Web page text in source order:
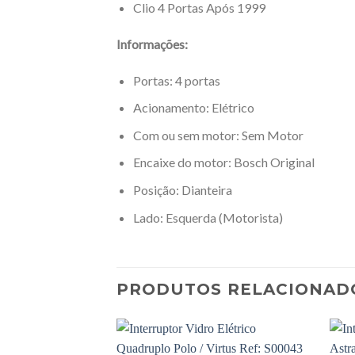
Clio 4 Portas Após 1999
Informações:
Portas: 4 portas
Acionamento: Elétrico
Com ou sem motor: Sem Motor
Encaixe do motor: Bosch Original
Posição: Dianteira
Lado: Esquerda (Motorista)
PRODUTOS